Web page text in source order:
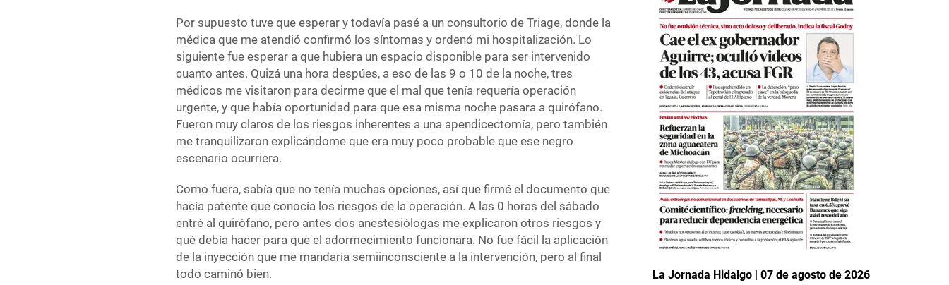
Por supuesto tuve que esperar y todavía pasé a un consultorio de Triage, donde la
médica que me atendió confirmó los síntomas y ordenó mi hospitalización. Lo
siguiente fue esperar a que hubiera un espacio disponible para ser intervenido
cuanto antes. Quizá una hora despúes, a eso de las 9 o 10 de la noche, tres
médicos me visitaron para decirme que el mal que tenía requería operación
urgente, y que había oportunidad para que esa misma noche pasara a quirófano.
Fueron muy claros de los riesgos inherentes a una apendicectomía, pero también
me tranquilizaron explicándome que era muy poco probable que ese negro
escenario ocurriera.
Como fuera, sabía que no tenía muchas opciones, así que firmé el documento que
hacía patente que conocía los riesgos de la operación. A las 0 horas del sábado
entré al quirófano, pero antes dos anestesiólogas me explicaron otros riesgos y
qué debía hacer para que el adormecimiento funcionara. No fue fácil la aplicación
de la inyección que me mandaría semiinconsciente a la intervención, pero al final
todo caminó bien.
La Jornada Hidalgo | 07 de agosto de 2026